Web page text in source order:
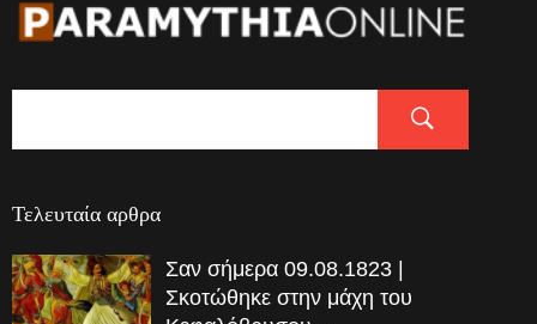
Τελευταία αρθρα
Σαν σήμερα 09.08.1823 |
Σκοτώθηκε στην μάχη του